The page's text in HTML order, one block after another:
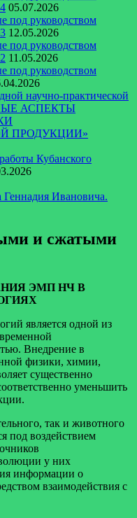
05.07.2026
под руководством
12.05.2026
под руководством
11.05.2026
под руководством
научно-практической
АСПЕКТЫ
ПРОДУКЦИИ»
Кубанского
Геннадия Ивановича.
и сжатыми
ЭМП НЧ В
является одной из
Внедрение в
физики, химии,
существенно
уменьшить
так и животного
под воздействием
у них
информации о
взаимодействия с